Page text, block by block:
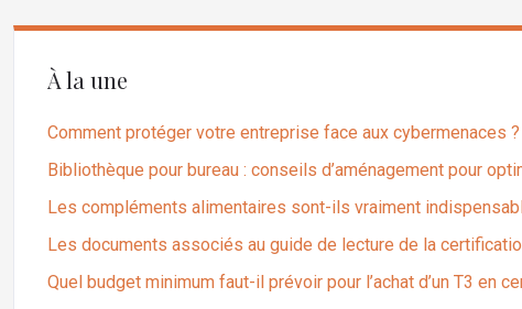
À la une
Comment protéger votre entreprise face aux cybermenaces ?
Bibliothèque pour bureau : conseils d’aménagement pour
Les compléments alimentaires sont-ils vraiment
Les documents associés au guide de lecture de la
Quel budget minimum faut-il prévoir pour l’achat d’un T3 en